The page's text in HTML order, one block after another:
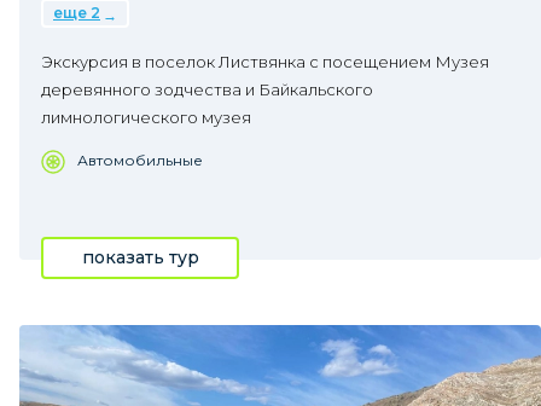
еще 2
Экскурсия в поселок Листвянка с посещением Музея
деревянного зодчества и Байкальского
лимнологического музея
Автомобильные
показать тур